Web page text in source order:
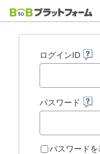
ログインID
パスワード
パスワードを